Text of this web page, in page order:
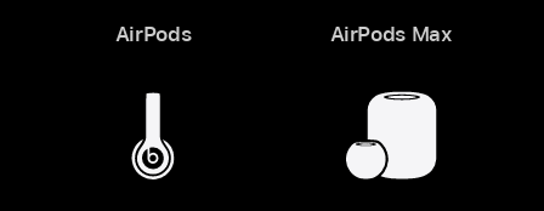
AirPods AirPods Max